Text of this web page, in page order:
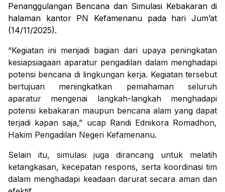
Penanggulangan Bencana dan Simulasi Kebakaran di
halaman kantor PN Kefamenanu pada hari Jum’at
(14/11/2025).
“Kegiatan ini menjadi bagian dari upaya peningkatan
kesiapsiagaan aparatur pengadilan dalam menghadapi
potensi bencana di lingkungan kerja. Kegiatan tersebut
bertujuan meningkatkan pemahaman seluruh
aparatur mengenai langkah-langkah menghadapi
potensi kebakaran maupun bencana alam yang dapat
terjadi kapan saja,” ucap Randi Ednikora Romadhon,
Hakim Pengadilan Negeri Kefamenanu.
Selain itu, simulasi juga dirancang untuk melatih
ketangkasan, kecepatan respons, serta koordinasi tim
dalam menghadapi keadaan darurat secara aman dan